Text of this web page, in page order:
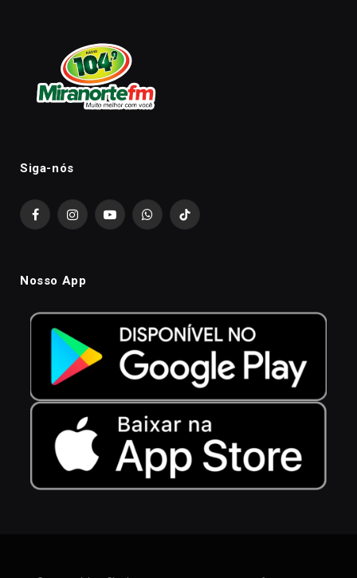
Siga-nós
FacebookInstagramYouTubeWhatsAppTikTok
Nosso App